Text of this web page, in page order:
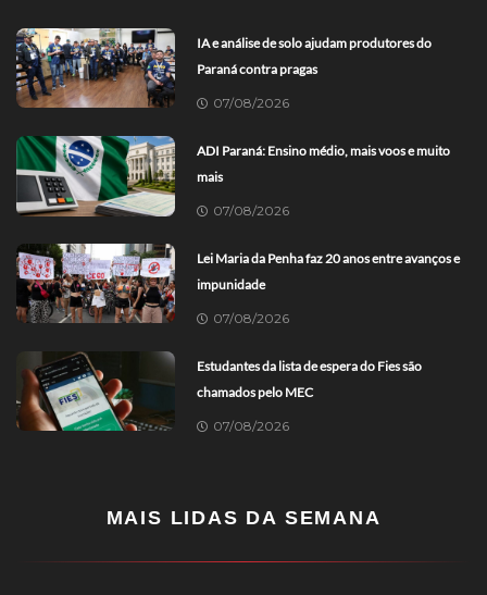
IA e análise de solo ajudam produtores do
Paraná contra pragas
07/08/2026
ADI Paraná: Ensino médio, mais voos e muito
mais
07/08/2026
Lei Maria da Penha faz 20 anos entre avanços e
impunidade
07/08/2026
Estudantes da lista de espera do Fies são
chamados pelo MEC
07/08/2026
MAIS LIDAS DA SEMANA